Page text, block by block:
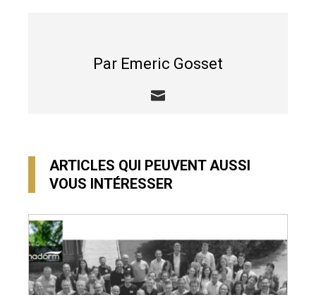
Par Emeric Gosset
ARTICLES QUI PEUVENT AUSSI
VOUS INTÉRESSER